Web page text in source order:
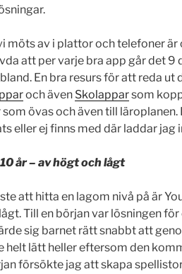
möts av i plattor och telefoner
att per varje bra app går det 9
En bra resurs för att reda ut
och även Skolapparsom
övas och även till läroplanen.
eller ej finns med där laddar jag
år – av högt och lågt
att hitta en lagom nivå på är
Till en början var lösningen
sig barnet rätt snabbt att
helt lätt heller eftersom den
försökte jag att skapa